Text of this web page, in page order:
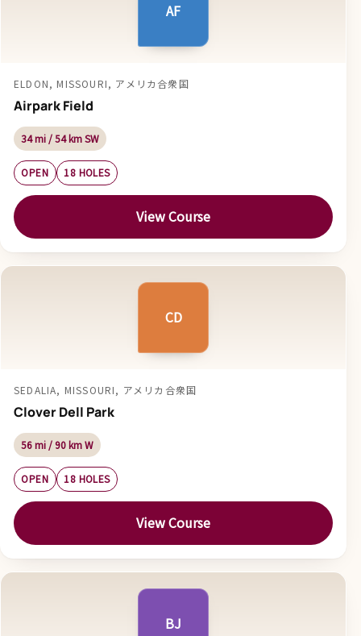
AF
ELDON, MISSOURI, アメリカ合衆国
Airpark Field
34 mi / 54 km SW
OPEN 18 HOLES
View Course
CD
SEDALIA, MISSOURI, アメリカ合衆国
Clover Dell Park
56 mi / 90 km W
OPEN 18 HOLES
View Course
BJ